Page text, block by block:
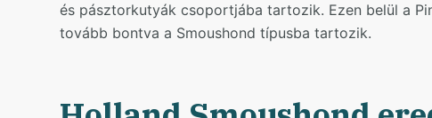
és pásztorkutyák csoportjába tartozik. Ezen belül a
tovább bontva a Smoushond típusba tartozik.